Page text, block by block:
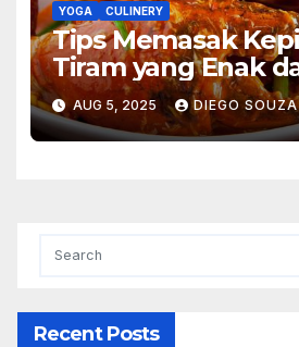
YOGA CULINERY
Tips Memasak
Tiram yang Enak
Amis di Rumah
AUG 5, 2025 DIEGO SOUZA
Recent Posts